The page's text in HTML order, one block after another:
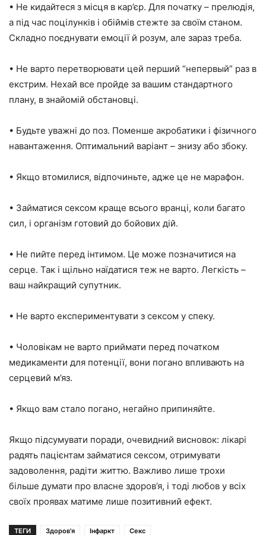
• Не кидайтеся з місця в кар’єр. Для початку – прелюдія,
а під час поцілунків і обіймів стежте за своїм станом.
Складно поєднувати емоції й розум, але зараз треба.
• Не варто перетворювати цей перший “непервый” раз в
екстрим. Нехай все пройде за вашим стандартного
плану, в знайомій обстановці.
• Будьте уважні до поз. Поменше акробатики і фізичного
навантаження. Оптимальний варіант – знизу або збоку.
• Якщо втомилися, відпочиньте, адже це не марафон.
• Займатися сексом краще всього вранці, коли багато
сил, і організм готовий до бойових дій.
• Не пийте перед інтимом. Це може позначитися на
серце. Так і щільно наїдатися теж не варто. Легкість –
ваш найкращий супутник.
• Не варто експериментувати з сексом у спеку.
• Чоловікам не варто приймати перед початком
медикаменти для потенції, вони погано впливають на
серцевий м’яз.
• Якщо вам стало погано, негайно припиняйте.
Якщо підсумувати поради, очевидний висновок: лікарі
радять пацієнтам займатися сексом, отримувати
задоволення, радіти життю. Важливо лише трохи
більше думати про власне здоров’я, і тоді любов у всіх
своїх проявах матиме лише позитивний ефект.
ТЕГИ Здоров'я Інфаркт Секс